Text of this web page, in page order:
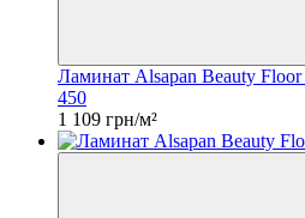
Ламинат Alsapan Beauty
450
1 109 грн/м²